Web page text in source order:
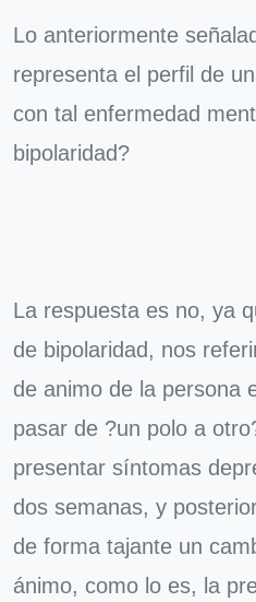
Lo anteriormente
representa el perfil de
con tal enfermedad
bipolaridad?
La respuesta es no, ya
de bipolaridad, nos
de animo de la persona
pasar de ?un polo a
presentar síntomas
dos semanas, y
de forma tajante un
ánimo, como lo es, la